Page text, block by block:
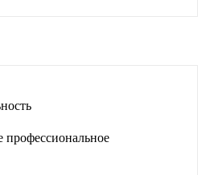
профессиональное